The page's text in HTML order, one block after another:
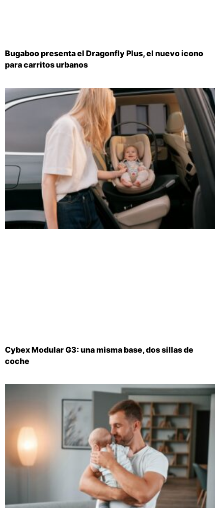
Bugaboo presenta el Dragonfly Plus, el nuevo icono
para carritos urbanos
Cybex Modular G3: una misma base, dos sillas de
coche